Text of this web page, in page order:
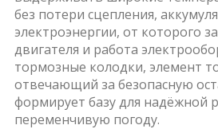
без потери сцепления,
электроэнергии, от которого
двигателя и работа
тормозные колодки, элемент
отвечающий за безопасную
формирует базу для надёжной
переменчивую погоду.